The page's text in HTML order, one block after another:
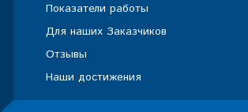
Показатели работы
Для наших Заказчиков
Отзывы
Наши достижения